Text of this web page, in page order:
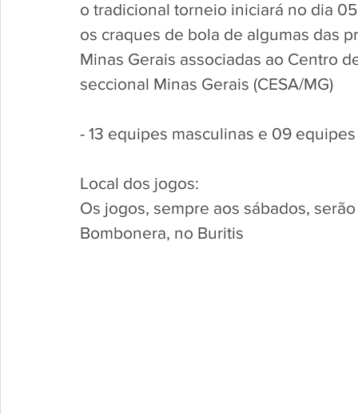
o tradicional torneio iniciará no dia
os craques de bola de algumas das
Minas Gerais associadas ao Centro
seccional Minas Gerais (CESA/MG)
- 13 equipes masculinas e 09
Local dos jogos:
Os jogos, sempre aos sábados,
Bombonera, no Buritis